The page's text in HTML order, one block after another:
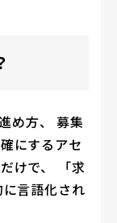
め方、 募集
にするアセ
けで、 「求
言語化され